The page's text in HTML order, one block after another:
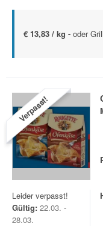
€ 13,83 / kg - oder
Verpasst!
Leider verpasst!
Gültig: 22.03. -
28.03.